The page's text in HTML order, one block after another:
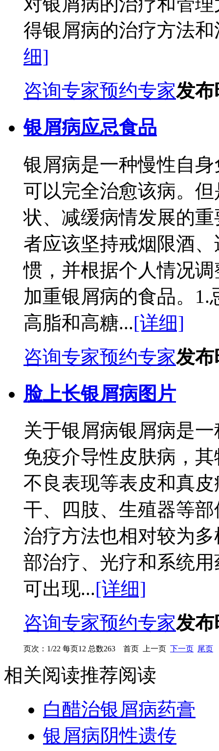
得银屑病的治疗方法
细]
咨询专家预约专家发布
银屑病应忌食品
银屑病是一种慢性自
可以完全治愈该病。
状、减缓病情发展的
者应该坚持戒烟限酒
惯，并根据个人情况
加重银屑病的食品。
高脂和高糖...[详细]
咨询专家预约专家发布
脸上长银屑病图片
关于银屑病银屑病是
免疫介导性皮肤病，
不良表现等表皮和真
干、四肢、生殖器等
治疗方法也相对较为
部治疗、光疗和系统
可出现...[详细]
咨询专家预约专家发布
页次：1/22 每页12 总数263 首页 上一页 下一页 尾页
相关阅读推荐阅读
白醋治银屑病药膏
银屑病阴性遗传